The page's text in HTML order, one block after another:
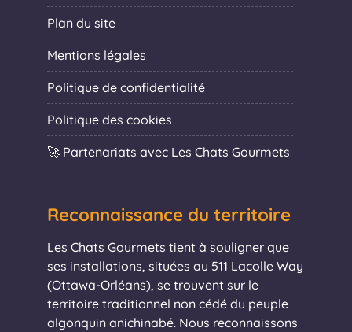
Plan du site
Mentions légales
Politique de confidentialité
Politique des cookies
🚀 Partenariats avec Les Chats Gourmets
Reconnaissance du territoire
Les Chats Gourmets tient à souligner que
ses installations, situées au 511 Lacolle Way
(Ottawa-Orléans), se trouvent sur le
territoire traditionnel non cédé du peuple
algonquin anichinabé. Nous reconnaissons